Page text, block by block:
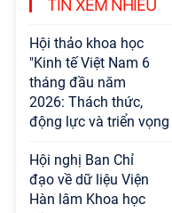
TIN XEM NHIỀU
công nghệ trọng điểm
Hội thảo khoa học
"Kinh tế Việt Nam 6
tháng đầu năm
2026: Thách thức,
động lực và triển
Hội nghị Ban Chỉ
đạo về dữ liệu Viện
Hàn lâm Khoa học